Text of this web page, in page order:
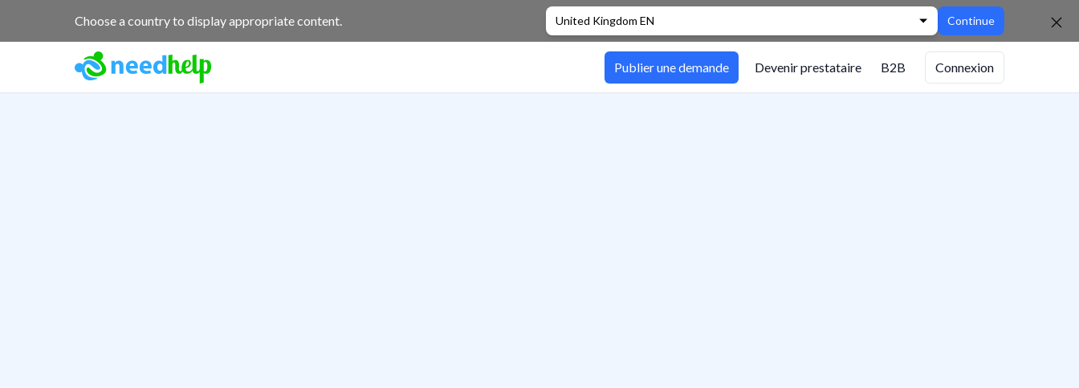
Choose a country to display appropriate content. United Kingdom EN Continue
Publier une demande Devenir prestataire B2B Connexion